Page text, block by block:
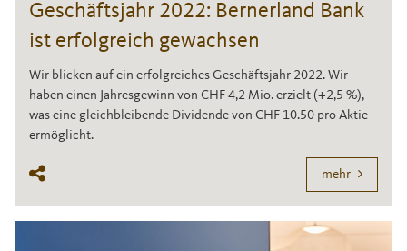
Geschäftsjahr 2022: Bernerland Bank
ist erfolgreich gewachsen
Wir blicken auf ein erfolgreiches Geschäftsjahr 2022. Wir
haben einen Jahresgewinn von CHF 4,2 Mio. erzielt (+2,5 %),
was eine gleichbleibende Dividende von CHF 10.50 pro Aktie
ermöglicht.
mehr